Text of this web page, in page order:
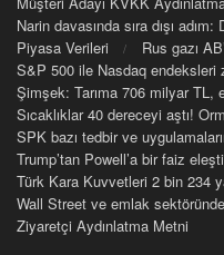
Narin davasında sıra dışı
Piyasa Verileri
Rus gazı
S&P 500 ile Nasdaq endeksleri
Şimşek: Tarıma 706 milyar TL,
Sıcaklıklar 40 dereceyi aştı!
SPK bazı tedbir ve
Trump’tan Powell’a bir faiz
Türk Kara Kuvvetleri 2 bin 234
Wall Street ve emlak
Ziyaretçi Aydınlatma Metni